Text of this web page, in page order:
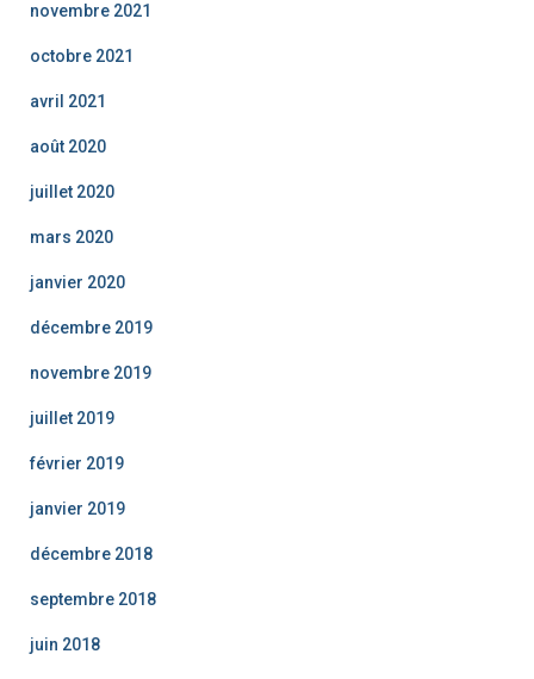
novembre 2021
octobre 2021
avril 2021
août 2020
juillet 2020
mars 2020
janvier 2020
décembre 2019
novembre 2019
juillet 2019
février 2019
janvier 2019
décembre 2018
septembre 2018
juin 2018